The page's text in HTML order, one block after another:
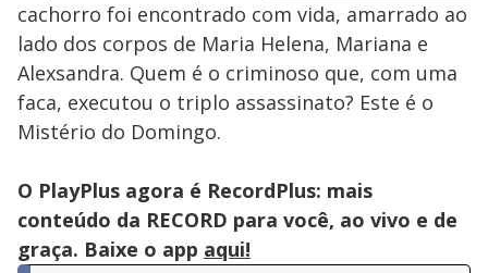
cachorro foi encontrado com vida, amarrado ao
lado dos corpos de Maria Helena, Mariana e
Alexsandra. Quem é o criminoso que, com uma
faca, executou o triplo assassinato? Este é o
Mistério do Domingo.
O PlayPlus agora é RecordPlus: mais
conteúdo da RECORD para você, ao vivo e de
graça. Baixe o app aqui!